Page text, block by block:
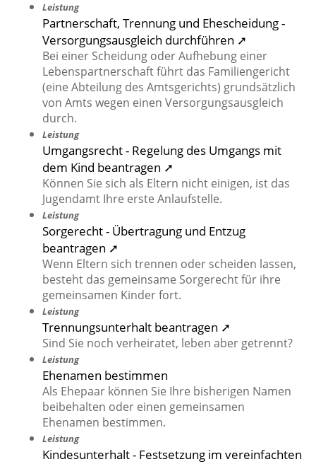
Leistung
Partnerschaft, Trennung und Ehescheidung -
Versorgungsausgleich durchführen ➚
Bei einer Scheidung oder Aufhebung einer
Lebenspartnerschaft führt das Familiengericht
(eine Abteilung des Amtsgerichts) grundsätzlich
von Amts wegen einen Versorgungsausgleich
durch.
Leistung
Umgangsrecht - Regelung des Umgangs mit
dem Kind beantragen ➚
Können Sie sich als Eltern nicht einigen, ist das
Jugendamt Ihre erste Anlaufstelle.
Leistung
Sorgerecht - Übertragung und Entzug
beantragen ➚
Wenn Eltern sich trennen oder scheiden lassen,
besteht das gemeinsame Sorgerecht für ihre
gemeinsamen Kinder fort.
Leistung
Trennungsunterhalt beantragen ➚
Sind Sie noch verheiratet, leben aber getrennt?
Leistung
Ehenamen bestimmen
Als Ehepaar können Sie Ihre bisherigen Namen
beibehalten oder einen gemeinsamen
Ehenamen bestimmen.
Leistung
Kindesunterhalt - Festsetzung im vereinfachten